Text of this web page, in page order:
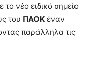
νέο ειδικό σημείο
του ΠΑΟΚ έναν
παράλληλα τις